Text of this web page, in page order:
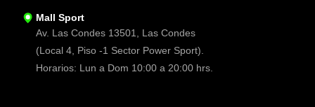
Mall Sport
Av. Las Condes 13501, Las Condes
(Local 4, Piso -1 Sector Power Sport).
Horarios: Lun a Dom 10:00 a 20:00 hrs.